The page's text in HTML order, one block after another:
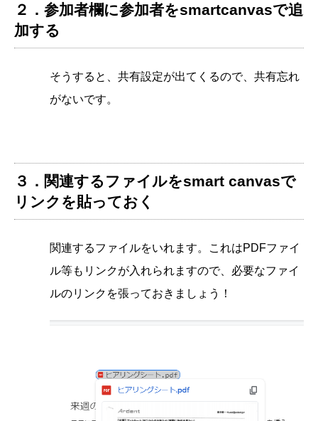
２．参加者欄に参加者をsmartcanvasで追
加する
そうすると、共有設定が出てくるので、共有忘れ
がないです。
３．関連するファイルをsmart canvasで
リンクを貼っておく
関連するファイルをいれます。これはPDFファイ
ル等もリンクが入れられますので、必要なファイ
ルのリンクを張っておきましょう！